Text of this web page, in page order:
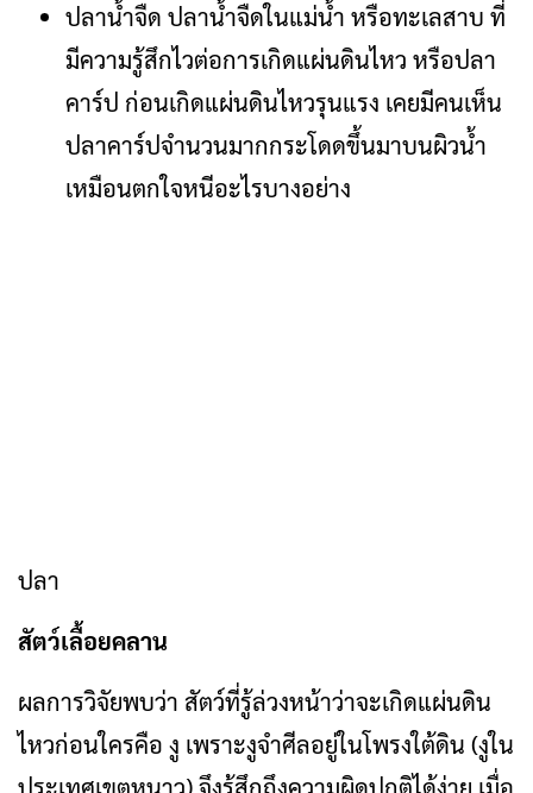
ปลาน้ำจืด ปลาน้ำจืดในแม่น้ำ หรือทะเลสาบ ที่
มีความรู้สึกไวต่อการเกิดแผ่นดินไหว หรือปลา
คาร์ป ก่อนเกิดแผ่นดินไหวรุนแรง เคยมีคนเห็น
ปลาคาร์ปจำนวนมากกระโดดขึ้นมาบนผิวน้ำ
เหมือนตกใจหนีอะไรบางอย่าง
ปลา
สัตว์เลื้อยคลาน
ผลการวิจัยพบว่า สัตว์ที่รู้ล่วงหน้าว่าจะเกิดแผ่นดิน
ไหวก่อนใครคือ งู เพราะงูจำศีลอยู่ในโพรงใต้ดิน (งูใน